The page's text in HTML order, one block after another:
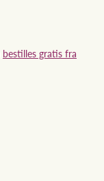
bestilles gratis fra